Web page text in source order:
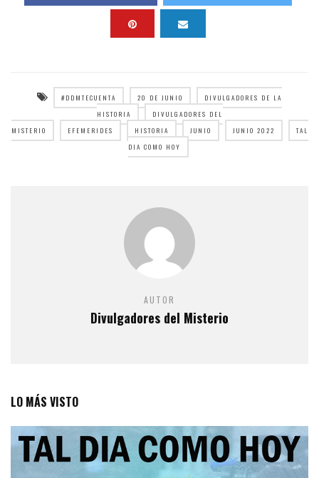
#DDMTECUENTA 20 DE JUNIO
DIVULGADORES DE LA
HISTORIA
DIVULGADORES DEL
MISTERIO
EFEMERIDES HISTORIA JUNIO JUNIO 2022
TAL
DIA COMO HOY
AUTOR
Divulgadores del Misterio
LO MÁS VISTO